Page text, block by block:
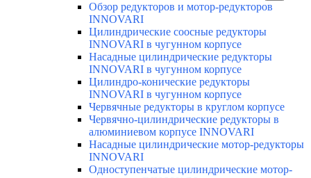
Обзор редукторов и мотор-редукторов
INNOVARI
Цилиндрические соосные редукторы
INNOVARI в чугунном корпусе
Насадные цилиндрические редукторы
INNOVARI в чугунном корпусе
Цилиндро-конические редукторы
INNOVARI в чугунном корпусе
Червячные редукторы в круглом корпусе
Червячно-цилиндрические редукторы в
алюминиевом корпусе INNOVARI
Насадные цилиндрические мотор-редукторы
INNOVARI
Одноступенчатые цилиндрические мотор-